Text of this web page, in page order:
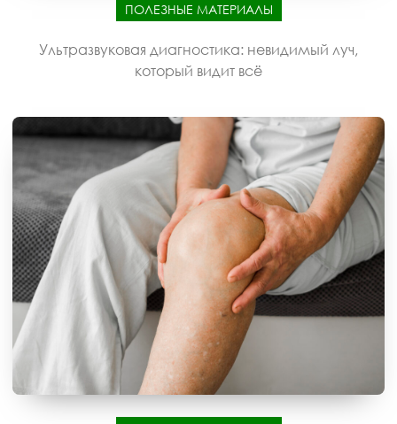
ПОЛЕЗНЫЕ МАТЕРИАЛЫ
Ультразвуковая диагностика: невидимый луч,
который видит всё